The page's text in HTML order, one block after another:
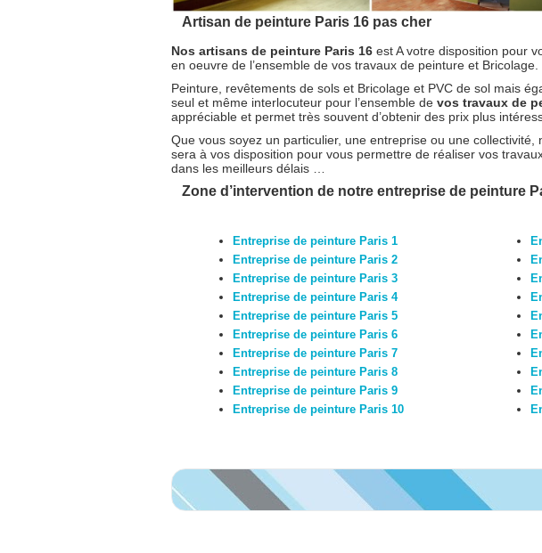
Artisan de peinture Paris 16 pas cher
Nos artisans de peinture Paris 16 est A votre disposition pour
en oeuvre de l’ensemble de vos travaux de peinture et Bricolage.
Peinture, revêtements de sols et Bricolage et PVC de sol mais
seul et même interlocuteur pour l’ensemble de vos travaux de
appréciable et permet très souvent d’obtenir des prix plus
Que vous soyez un particulier, une entreprise ou une
sera à vos disposition pour vous permettre de réaliser vos
dans les meilleurs délais …
Zone d’intervention de notre entreprise de peinture
Entreprise de peinture Paris 1
Entreprise de peinture Paris 2
Entreprise de peinture Paris 3
Entreprise de peinture Paris 4
Entreprise de peinture Paris 5
Entreprise de peinture Paris 6
Entreprise de peinture Paris 7
Entreprise de peinture Paris 8
Entreprise de peinture Paris 9
Entreprise de peinture Paris 10